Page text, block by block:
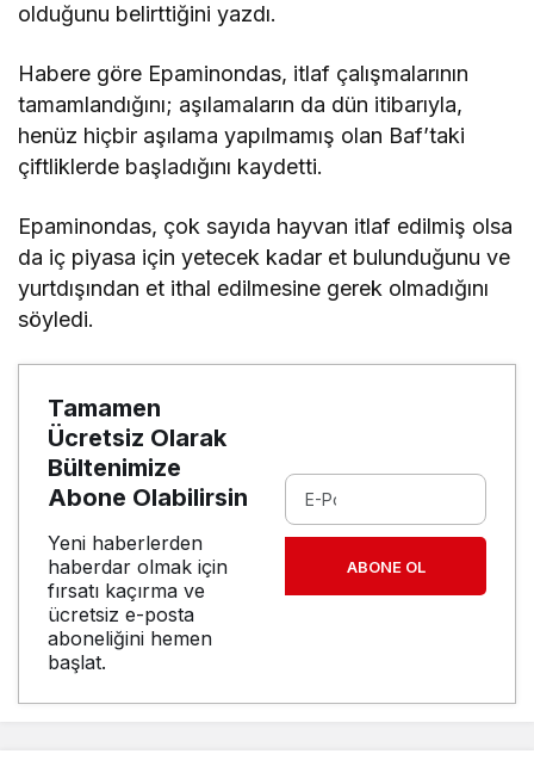
olduğunu belirttiğini yazdı.
Habere göre Epaminondas, itlaf çalışmalarının
tamamlandığını; aşılamaların da dün itibarıyla,
henüz hiçbir aşılama yapılmamış olan Baf’taki
çiftliklerde başladığını kaydetti.
Epaminondas, çok sayıda hayvan itlaf edilmiş olsa
da iç piyasa için yetecek kadar et bulunduğunu ve
yurtdışından et ithal edilmesine gerek olmadığını
söyledi.
Tamamen
Ücretsiz Olarak
Bültenimize
Abone Olabilirsin
Yeni haberlerden
haberdar olmak için
fırsatı kaçırma ve
ücretsiz e-posta
aboneliğini hemen
başlat.
ABONE OL